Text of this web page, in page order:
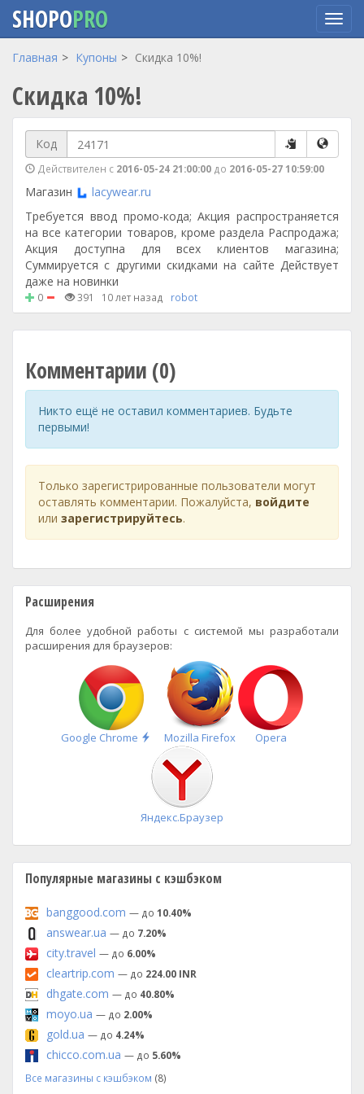
Перейти
основному
содержанию
SHOPOPRO
Главная Купоны Скидка 10%!
Скидка 10%!
Код
Действителен с 2016-05-24 21:00:00 до 2016-05-27 10:59:00
Магазин
lacywear.ru
Требуется ввод промо-кода; Акция распространяется
на все категории товаров, кроме раздела Распродажа;
Акция доступна для всех клиентов магазина;
Суммируется с другими скидками на сайте Действует
даже на новинки
0 391 10 лет назад robot
Комментарии (0)
Никто ещё не оставил комментариев. Будьте
первыми!
Только зарегистрированные пользователи могут
оставлять комментарии. Пожалуйста, войдите
или зарегистрируйтесь.
Расширения
Для более удобной работы с системой мы разработали
расширения для браузеров:
Google Chrome
Быстрая
установка
Mozilla Firefox Opera
Яндекс.Браузер
Популярные магазины с кэшбэком
banggood.com — до 10.40%
answear.ua — до 7.20%
city.travel — до 6.00%
cleartrip.com — до 224.00 INR
dhgate.com — до 40.80%
moyo.ua — до 2.00%
gold.ua — до 4.24%
chicco.com.ua — до 5.60%
Все магазины с кэшбэком (8)